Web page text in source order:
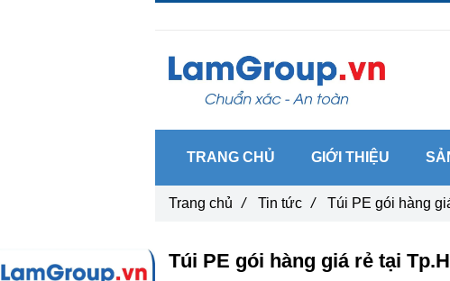
Túi PE gói hàng giá rẻ tại
Trang chủ / Tin tức / Túi PE gói hàng
TRANG CHỦ GIỚI THIỆU